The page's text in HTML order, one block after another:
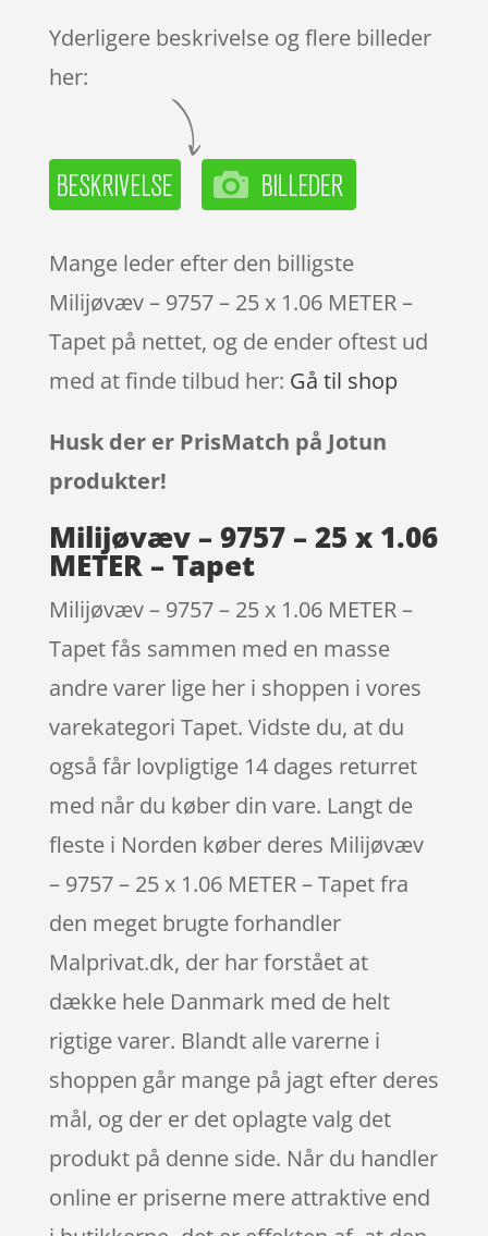
Yderligere beskrivelse og flere billeder
her:
Mange leder efter den billigste
Milijøvæv – 9757 – 25 x 1.06 METER –
Tapet på nettet, og de ender oftest ud
med at finde tilbud her: Gå til shop
Husk der er PrisMatch på Jotun
produkter!
Milijøvæv – 9757 – 25 x 1.06
METER – Tapet
Milijøvæv – 9757 – 25 x 1.06 METER –
Tapet fås sammen med en masse
andre varer lige her i shoppen i vores
varekategori Tapet. Vidste du, at du
også får lovpligtige 14 dages returret
med når du køber din vare. Langt de
fleste i Norden køber deres Milijøvæv
– 9757 – 25 x 1.06 METER – Tapet fra
den meget brugte forhandler
Malprivat.dk, der har forstået at
dække hele Danmark med de helt
rigtige varer. Blandt alle varerne i
shoppen går mange på jagt efter deres
mål, og der er det oplagte valg det
produkt på denne side. Når du handler
online er priserne mere attraktive end